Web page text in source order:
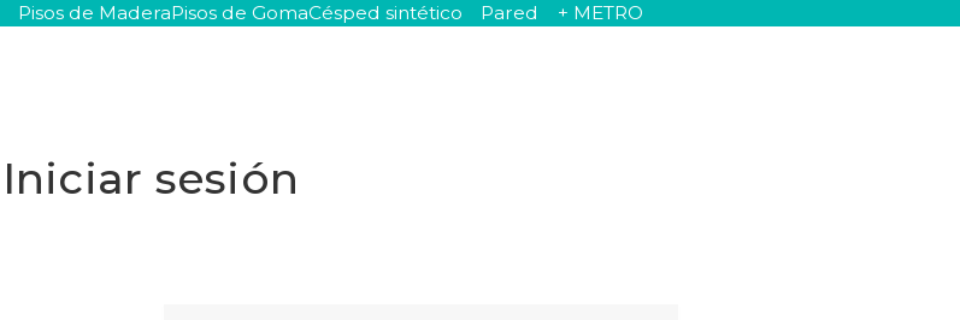
Pisos de MaderaPisos de GomaCésped sintético Pared + METRO
Iniciar sesión